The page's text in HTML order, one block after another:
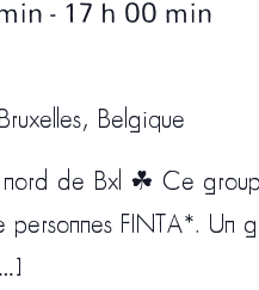
- 17 h 00 min
Belgique
de Bxl ☘ Ce
FINTA*. Un